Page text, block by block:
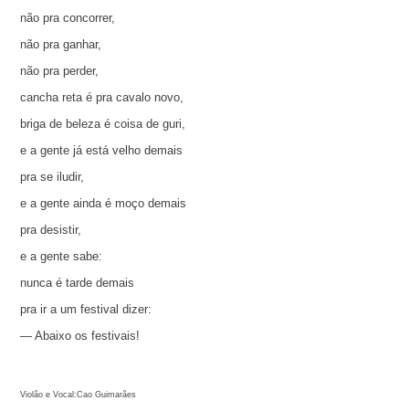
não pra concorrer,
não pra ganhar,
não pra perder,
cancha reta é pra cavalo novo,
briga de beleza é coisa de guri,
e a gente já está velho demais
pra se iludir,
e a gente ainda é moço demais
pra desistir,
e a gente sabe:
nunca é tarde demais
pra ir a um festival dizer:
— Abaixo os festivais!
Violão e Vocal:Cao Guimarães